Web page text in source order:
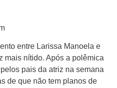
entre Larissa Manoela e
mais nítido. Após a polêmica
pais da atriz na semana
de que não tem planos de